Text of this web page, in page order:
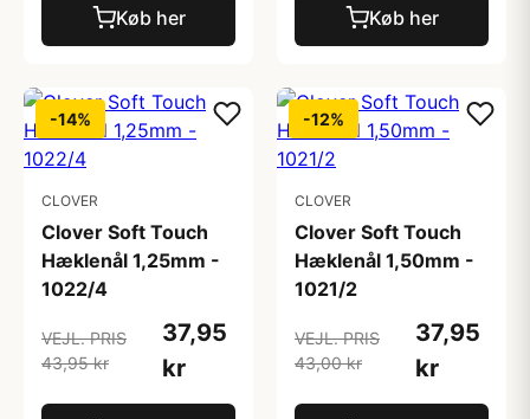
Køb her Køb her
-14%
CLOVER
Clover Soft Touch
Hæklenål 1,25mm -
1022/4
VEJL. PRIS
43,95 kr
37,95
kr
-12%
CLOVER
Clover Soft Touch
Hæklenål 1,50mm -
1021/2
VEJL. PRIS
43,00 kr
37,95
kr